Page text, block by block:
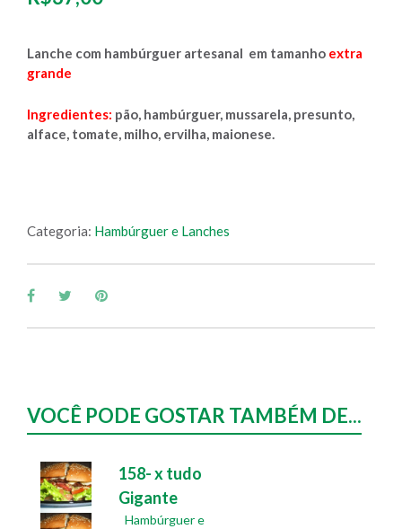
Lanche com hambúrguer artesanal em tamanho extra
grande
Ingredientes: pão, hambúrguer, mussarela, presunto,
alface, tomate, milho, ervilha, maionese.
Categoria: Hambúrguer e Lanches
VOCÊ PODE GOSTAR TAMBÉM DE...
158- x tudo
Gigante
Hambúrguer e